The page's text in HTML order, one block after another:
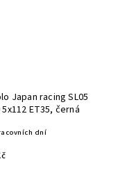
Japan racing SL05
ET35, černá
dní